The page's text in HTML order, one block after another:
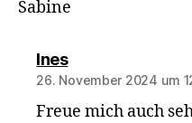
Sabine
Inessagt:
26. November 2024 um
Freue mich auch